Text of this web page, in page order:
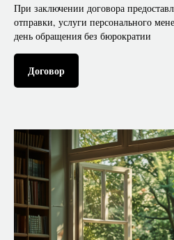
При заключении договора
отправки, услуги персонального
день обращения без бюрократии
Договор